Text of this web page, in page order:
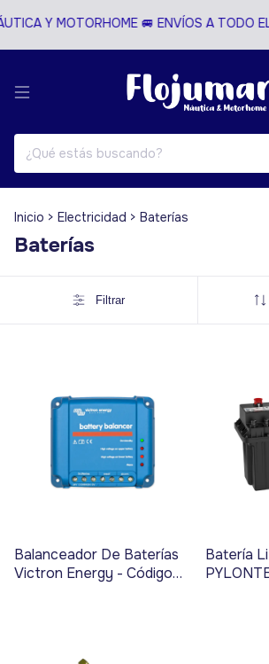
Y MOTORHOME 🚐 ENVÍOS A TODO EL
Inicio > Electricidad > Baterías
Baterías
Filtrar
Balanceador De Baterías
Victron Energy - Código
Batería